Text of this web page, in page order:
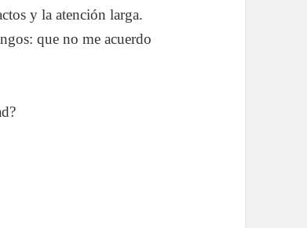
y la atención larga.
que no me acuerdo